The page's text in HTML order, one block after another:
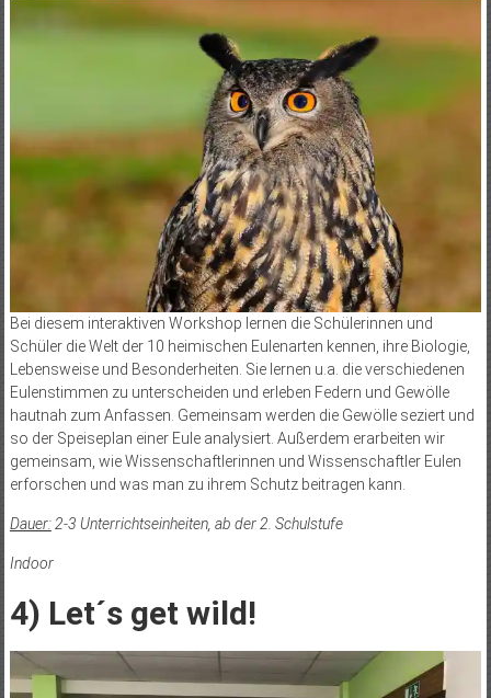
Bei diesem interaktiven Workshop lernen die Schülerinnen und
Schüler die Welt der 10 heimischen Eulenarten kennen, ihre Biologie,
Lebensweise und Besonderheiten. Sie lernen u.a. die verschiedenen
Eulenstimmen zu unterscheiden und erleben Federn und Gewölle
hautnah zum Anfassen. Gemeinsam werden die Gewölle seziert und
so der Speiseplan einer Eule analysiert. Außerdem erarbeiten wir
gemeinsam, wie Wissenschaftlerinnen und Wissenschaftler Eulen
erforschen und was man zu ihrem Schutz beitragen kann.
Dauer:2-3 Unterrichtseinheiten, ab der 2. Schulstufe
Indoor
4) Let´s get wild!